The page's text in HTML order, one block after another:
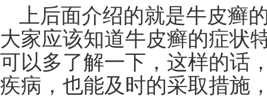
上后面介绍的就是牛皮癣
大家应该知道牛皮癣的症状
可以多了解一下，这样的话
疾病，也能及时的采取措施